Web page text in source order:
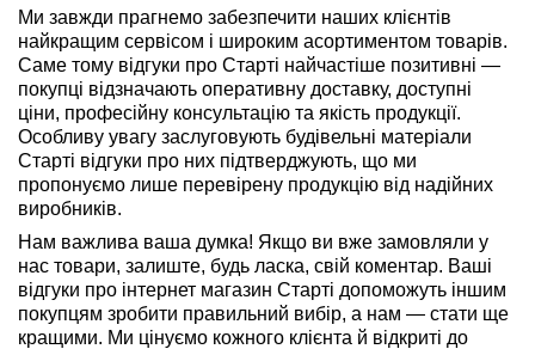
Ми завжди прагнемо забезпечити наших клієнтів
найкращим сервісом і широким асортиментом товарів.
Саме тому відгуки про Старті найчастіше позитивні —
покупці відзначають оперативну доставку, доступні
ціни, професійну консультацію та якість продукції.
Особливу увагу заслуговують будівельні матеріали
Старті відгуки про них підтверджують, що ми
пропонуємо лише перевірену продукцію від надійних
виробників.
Нам важлива ваша думка! Якщо ви вже замовляли у
нас товари, залиште, будь ласка, свій коментар. Ваші
відгуки про інтернет магазин Старті допоможуть іншим
покупцям зробити правильний вибір, а нам — стати ще
кращими. Ми цінуємо кожного клієнта й відкриті до